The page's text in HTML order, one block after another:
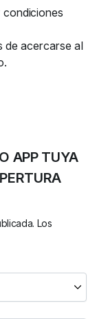
de acercarse al
APP TUYA
Los